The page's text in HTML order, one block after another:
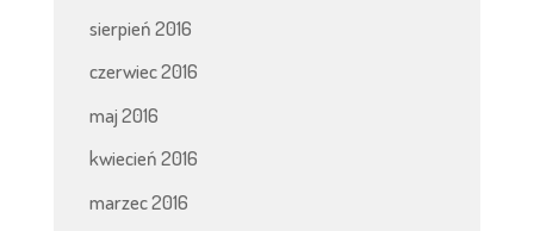
sierpień 2016
czerwiec 2016
maj 2016
kwiecień 2016
marzec 2016